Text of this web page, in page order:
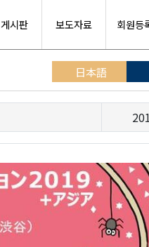
게시판 보도자료 회원등
日本語